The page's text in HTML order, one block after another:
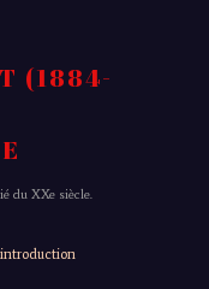
(1884-
du XXe siècle.